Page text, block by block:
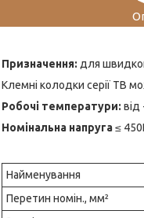
Призначення: для
Клемні колодки серії ТВ
Робочі температури: від
Номінальна напруга≤
Найменування
Перетин номін., мм²